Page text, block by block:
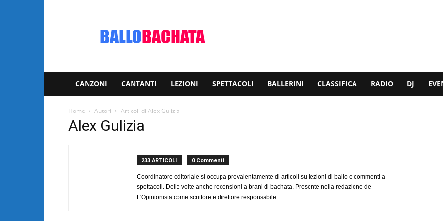
video
CANZONI CANTANTI LEZIONI SPETTACOLI BALLERINI CLASSIFICA RADIO DJ
Home Autori Articoli di Alex Gulizia
Alex Gulizia
233 ARTICOLI 0 Commenti
Coordinatore editoriale si occupa prevalentamente di articoli su lezioni di ballo e commenti a
spettacoli. Delle volte anche recensioni a brani di bachata. Presente nella redazione de
L'Opinionista come scrittore e direttore responsabile.